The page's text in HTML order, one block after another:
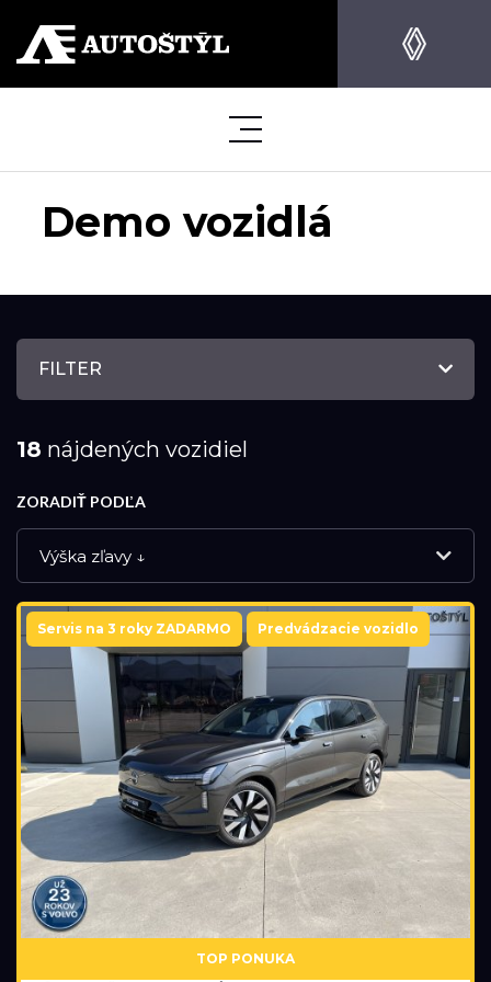
Demo vozidlá
FILTER
18 nájdených vozidiel
ZORADIŤ PODĽA
Výška zľavy ↓
NOVÉ VOZIDLÁ
DEMO VOZIDLÁ
PREVERENÉ JAZDENÉ VOZIDLÁ
Značka
Volvo
Servis na 3 roky ZADARMO Predvádzacie vozidlo
TOP PONUKA